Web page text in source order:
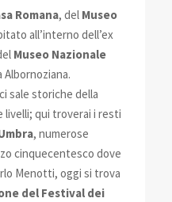
Romana, del Museo
all’interno dell’ex
Museo Nazionale
sale storiche della
livelli; qui troverai i resti
, numerose
cinquecentesco dove
Menotti, oggi si trova
del Festival dei